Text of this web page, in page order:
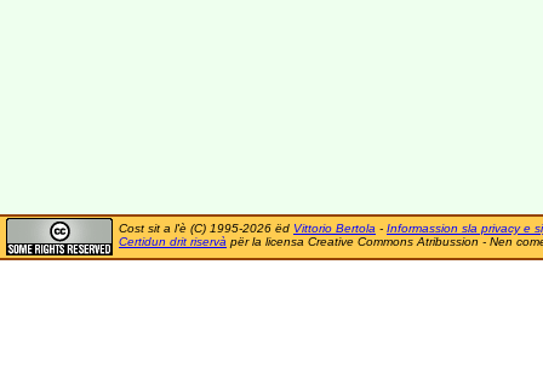
Cost sit a l'è (C) 1995-2026 ëd Vittorio Bertola - Informassion sla privacy e
Certidun drit riservà për la licensa Creative Commons Atribussion - Nen